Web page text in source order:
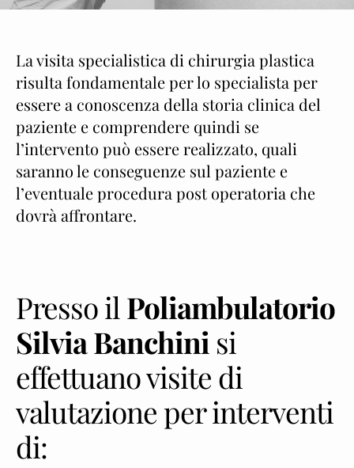
La visita specialistica di chirurgia plastica
risulta fondamentale per lo specialista per
essere a conoscenza della storia clinica del
paziente e comprendere quindi se
l’intervento può essere realizzato, quali
saranno le conseguenze sul paziente e
l’eventuale procedura post operatoria che
dovrà affrontare.
Presso il Poliambulatorio
Silvia Banchini si
effettuano visite di
valutazione per interventi
di: